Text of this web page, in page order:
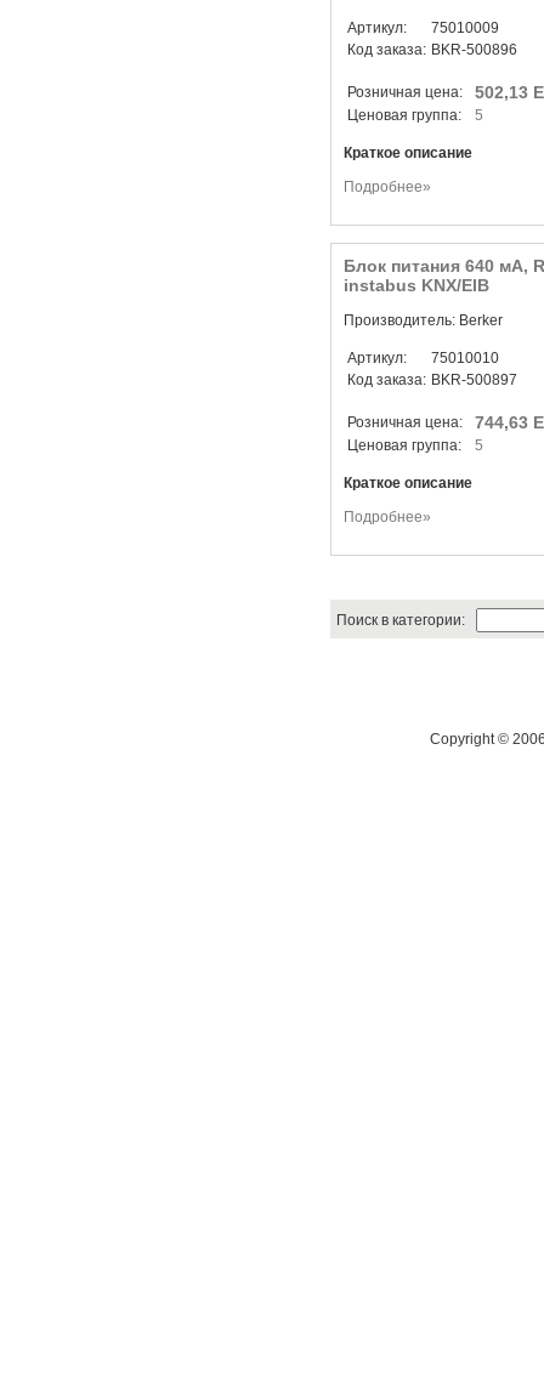
Артикул:
75010009
Код заказа: BKR-500896
Розничная цена: 502,13
Ценовая группа: 5
Краткое описание
Подробнее»
Блок питания 640 мА,
instabus KNX/EIB
Производитель: Berker
Артикул:
75010010
Код заказа: BKR-500897
Розничная цена: 744,63
Ценовая группа: 5
Краткое описание
Подробнее»
Поиск в категории:
Copyright ©